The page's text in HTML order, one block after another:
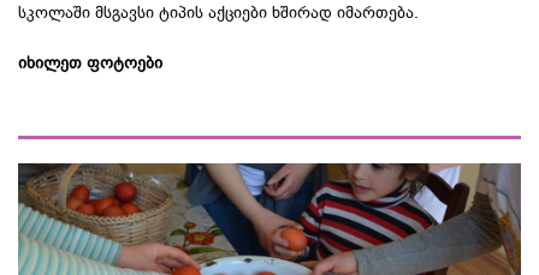
სკოლაში მსგავსი ტიპის აქციები ხშირად იმართება.
იხილეთ ფოტოები